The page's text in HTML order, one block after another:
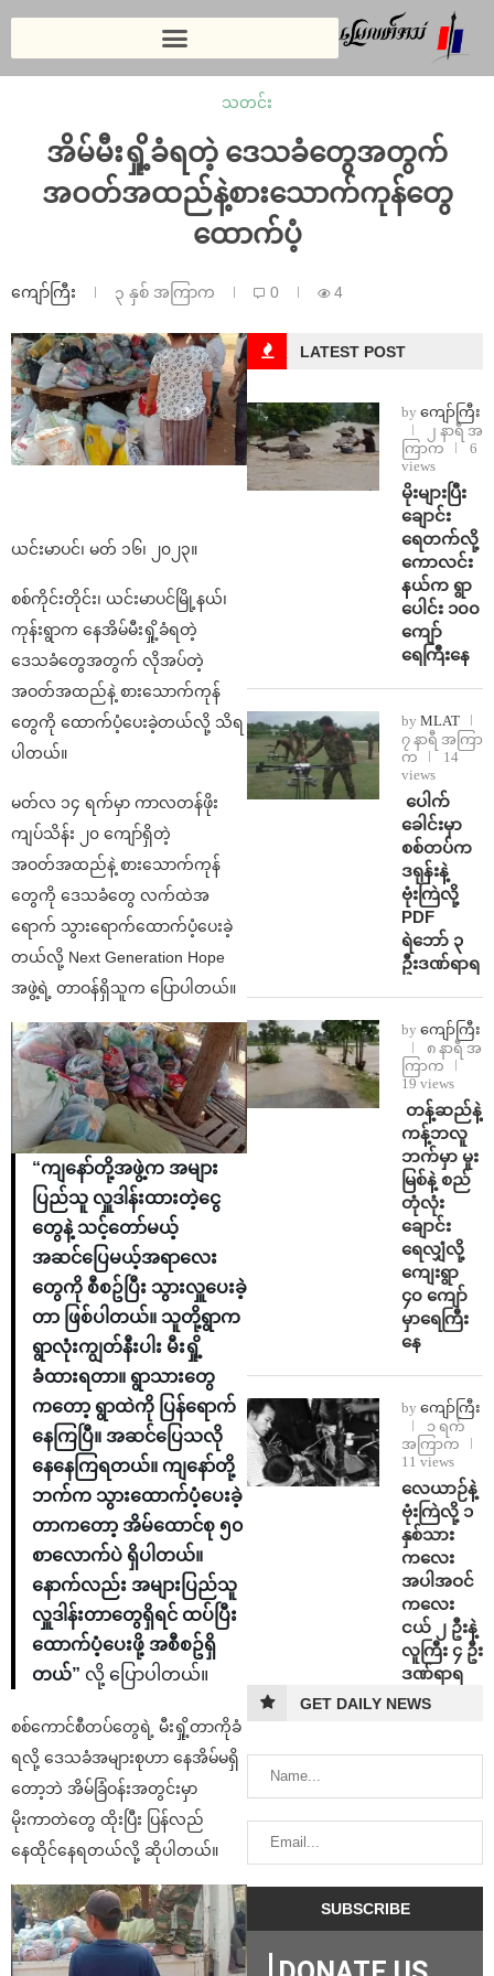
သတင်း
အိမ်မီးရှို့ခံရတဲ့ ဒေသခံတွေအတွက်
အဝတ်အထည်နဲ့စားသောက်ကုန်တွေ
ထောက်ပံ့
ကျော်ကြီး ၃ နှစ် အကြာက 0 4
ယင်းမာပင်၊ မတ် ၁၆၊ ၂၀၂၃။
စစ်ကိုင်းတိုင်း၊ ယင်းမာပင်မြို့နယ်၊
ကုန်းရွာက နေအိမ်မီးရှို့ခံရတဲ့
ဒေသခံတွေအတွက် လိုအပ်တဲ့
အဝတ်အထည်နဲ့ စားသောက်ကုန်
တွေကို ထောက်ပံ့ပေးခဲ့တယ်လို့ သိရ
ပါတယ်။
မတ်လ ၁၄ ရက်မှာ ကာလတန်ဖိုး
ကျပ်သိန်း ၂၀ ကျော်ရှိတဲ့
အဝတ်အထည်နဲ့ စားသောက်ကုန်
တွေကို ဒေသခံတွေ လက်ထဲအ
ရောက် သွားရောက်ထောက်ပံ့ပေးခဲ့
တယ်လို့ Next Generation Hope
အဖွဲ့ရဲ့ တာဝန်ရှိသူက ပြောပါတယ်။
“ကျနော်တို့အဖွဲ့က အများ
ပြည်သူ လှူဒါန်းထားတဲ့ငွေ
တွေနဲ့ သင့်တော်မယ့်
အဆင်ပြေမယ့်အရာလေး
တွေကို စီစဥ်ပြီး သွားလှူပေးခဲ့
တာ ဖြစ်ပါတယ်။ သူတို့ရွာက
ရွာလုံးကျွတ်နီးပါး မီးရှို့
ခံထားရတာ။ ရွာသားတွေ
ကတော့ ရွာထဲကို ပြန်ရောက်
နေကြပြီ။ အဆင်ပြေသလို
နေနေကြရတယ်။ ကျနော်တို့
ဘက်က သွားထောက်ပံ့ပေးခဲ့
တာကတော့ အိမ်ထောင်စု ၅၀
စာလောက်ပဲ ရှိပါတယ်။
နောက်လည်း အများပြည်သူ
လှူဒါန်းတာတွေရှိရင် ထပ်ပြီး
ထောက်ပံ့ပေးဖို့ အစီစဥ်ရှိ
တယ်” လို့ ပြောပါတယ်။
စစ်ကောင်စီတပ်တွေရဲ့ မီးရှို့တာကိုခံ
ရလို့ ဒေသခံအများစုဟာ နေအိမ်မရှိ
တော့ဘဲ အိမ်ခြံဝန်းအတွင်းမှာ
မိုးကာတဲတွေ ထိုးပြီး ပြန်လည်
နေထိုင်နေရတယ်လို့ ဆိုပါတယ်။
LATEST POST
by ကျော်ကြီး
၂ နာရီ အ
ကြာက
6
views
⁨မိုးများပြီး
ချောင်း
ရေတက်လို့
ကောလင်း
နယ်က ရွာ
ပေါင်း ၁၀၀
ကျော်
ရေကြီးနေ
by MLAT
၇ နာရီ အကြာ
က
14
views
⁩ ⁨ပေါက်
ခေါင်းမှာ
စစ်တပ်က
ဒရုန်းနဲ့
ဗုံးကြဲလို့
PDF
ရဲဘော် ၃
ဦးဒဏ်ရာရ
by ကျော်ကြီး
၈ နာရီ အ
ကြာက
19 views
⁩ ⁨တန့်ဆည်နဲ့
ကန့်ဘလူ
ဘက်မှာ မူး
မြစ်နဲ့ စည်
တုံလုံး
ချောင်း
ရေလျှံလို့
ကျေးရွာ
၄၀ ကျော်
မှာရေကြီး
နေ
by ကျော်ကြီး
၁ ရက်
အကြာက
11 views
⁨လေယာဉ်နဲ့
ဗုံးကြဲလို့ ၁
နှစ်သား
ကလေး
အပါအဝင်
ကလေး
ငယ် ၂ ဦးနဲ့
လူကြီး ၄ ဦး
ဒဏ်ရာရ
GET DAILY NEWS